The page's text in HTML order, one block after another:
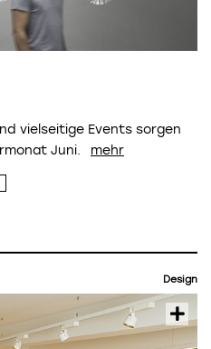
vielseitige Events sorgen
Juni.
Design